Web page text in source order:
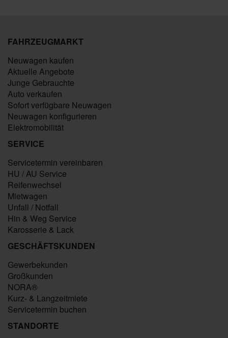
FAHRZEUGMARKT
Neuwagen kaufen
Aktuelle Angebote
Junge Gebrauchte
Auto verkaufen
Sofort verfügbare Neuwagen
Neuwagen konfigurieren
Elektromobilität
SERVICE
Servicetermin vereinbaren
HU / AU Service
Reifenwechsel
Mietwagen
Unfall / Notfall
Hin & Weg Service
Karosserie & Lack
GESCHÄFTSKUNDEN
Gewerbekunden
Großkunden
NORA®
Kurz- & Langzeitmiete
Servicetermin buchen
STANDORTE